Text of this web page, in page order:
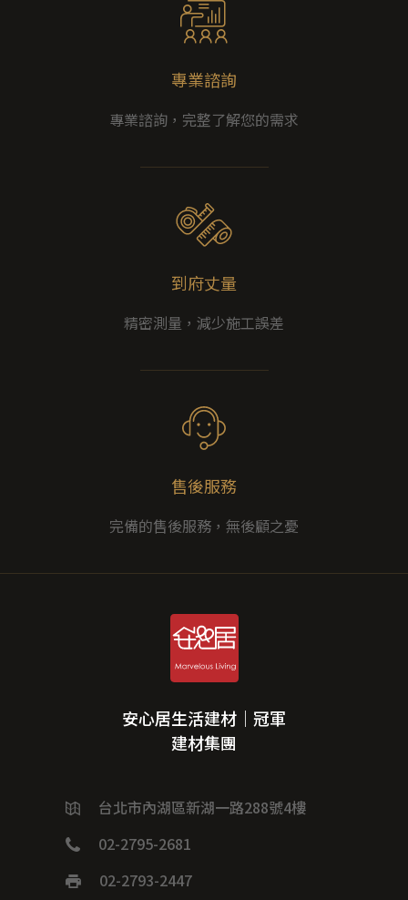
專業諮詢
專業諮詢，完整了解您的需求
到府丈量
精密測量，減少施工誤差
售後服務
完備的售後服務，無後顧之憂
安心居生活建材｜冠軍
建材集團
台北市內湖區新湖一路288號4樓
02-2795-2681
02-2793-2447